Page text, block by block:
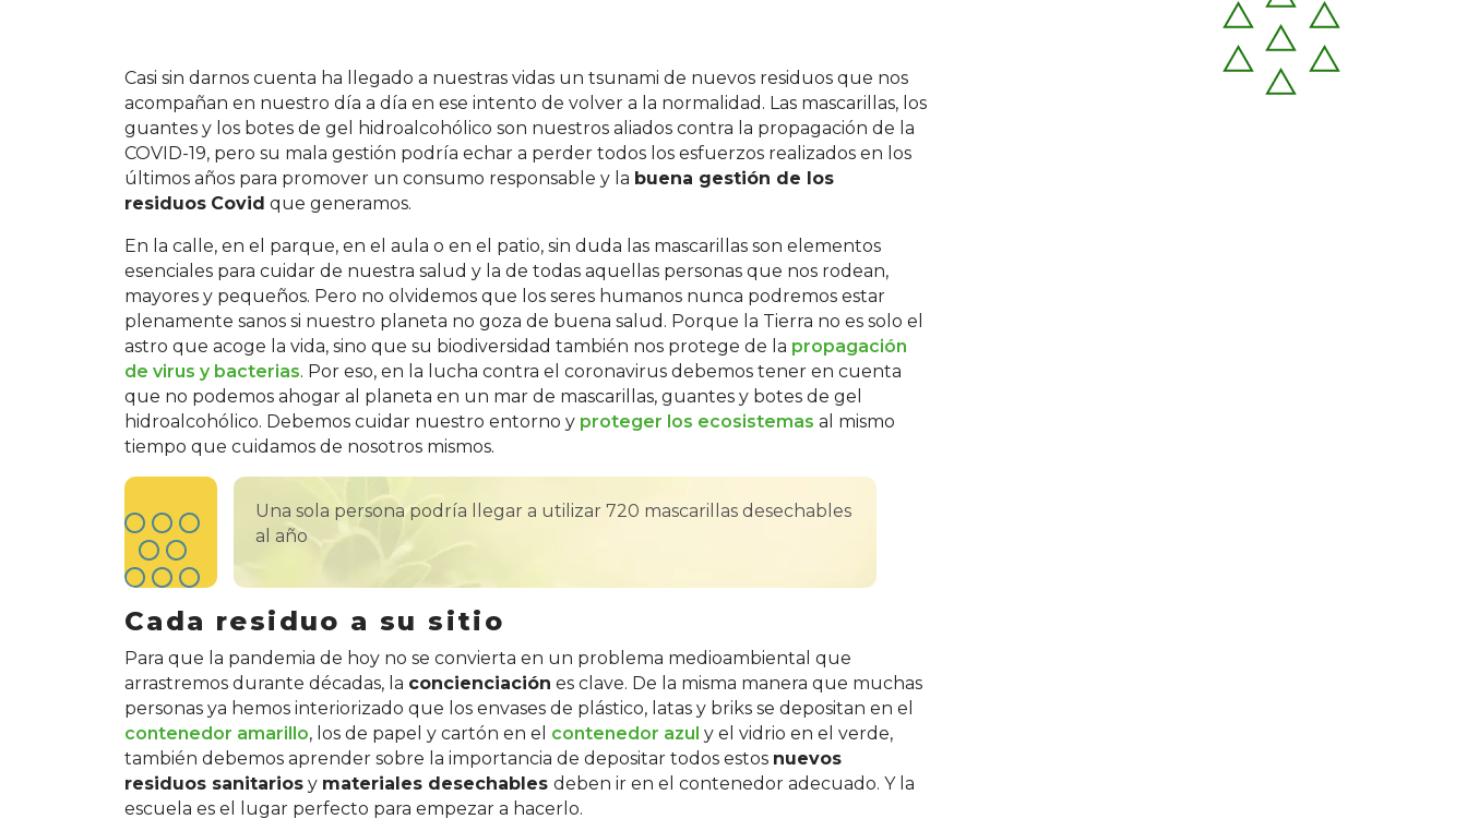
Casi sin darnos cuenta ha llegado a nuestras vidas un tsunami de nuevos residuos que nos
acompañan en nuestro día a día en ese intento de volver a la normalidad. Las mascarillas, los
guantes y los botes de gel hidroalcohólico son nuestros aliados contra la propagación de la
COVID-19, pero su mala gestión podría echar a perder todos los esfuerzos realizados en los
últimos años para promover un consumo responsable y la buena gestión de los
residuos Covid que generamos.
En la calle, en el parque, en el aula o en el patio, sin duda las mascarillas son elementos
esenciales para cuidar de nuestra salud y la de todas aquellas personas que nos rodean,
mayores y pequeños. Pero no olvidemos que los seres humanos nunca podremos estar
plenamente sanos si nuestro planeta no goza de buena salud. Porque la Tierra no es solo el
astro que acoge la vida, sino que su biodiversidad también nos protege de la propagación
de virus y bacterias. Por eso, en la lucha contra el coronavirus debemos tener en cuenta
que no podemos ahogar al planeta en un mar de mascarillas, guantes y botes de gel
hidroalcohólico. Debemos cuidar nuestro entorno y proteger los ecosistemas al mismo
tiempo que cuidamos de nosotros mismos.
Una sola persona podría llegar a utilizar 720 mascarillas desechables
al año
Cada residuo a su sitio
Para que la pandemia de hoy no se convierta en un problema medioambiental que
arrastremos durante décadas, la concienciación es clave. De la misma manera que muchas
personas ya hemos interiorizado que los envases de plástico, latas y briks se depositan en el
contenedor amarillo, los de papel y cartón en el contenedor azul y el vidrio en el verde,
también debemos aprender sobre la importancia de depositar todos estos nuevos
residuos sanitarios y materiales desechables deben ir en el contenedor adecuado. Y la
escuela es el lugar perfecto para empezar a hacerlo.